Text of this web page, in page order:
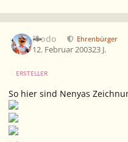
Frodo Ehrenbürger
12. Februar 200323 J.
ERSTELLER
So hier sind Nenyas